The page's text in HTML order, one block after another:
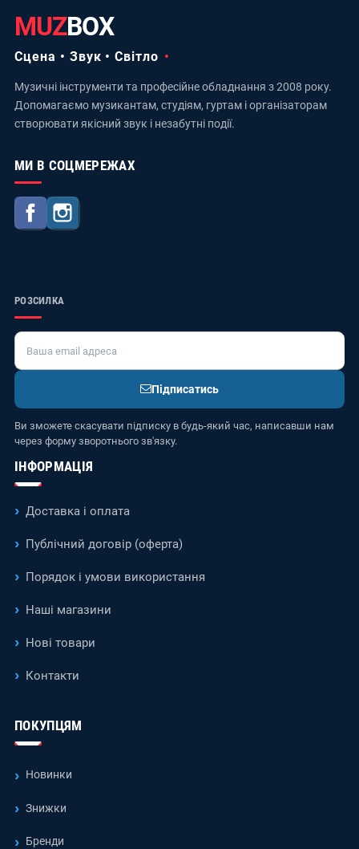
MUZBOX
Сцена • Звук • Світло
Музичні інструменти та професійне обладнання з 2008 року.
Допомагаємо музикантам, студіям, гуртам і організаторам
створювати якісний звук і незабутні події.
МИ В СОЦМЕРЕЖАХ
Facebook
РОЗСИЛКА
Підписатись
Ви зможете скасувати підписку в будь-який час, написавши нам
через форму зворотнього зв'язку.
ІНФОРМАЦІЯ
Доставка і оплата
Публічний договір (оферта)
Порядок і умови використання
Наші магазини
Нові товари
Контакти
ПОКУПЦЯМ
Новинки
Знижки
Бренди